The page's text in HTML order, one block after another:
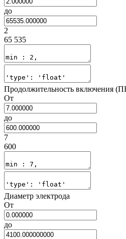
до
2
65 535
Продолжительность включения
От
до
7
600
Диаметр электрода
От
до